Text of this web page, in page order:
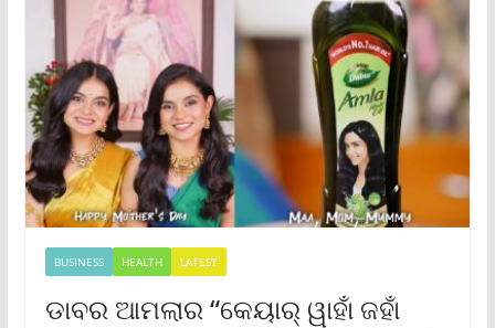
BUSINESS HEALTH LATEST
ଡାବର ଆମଲାର “କେୟାର୍ ୱାହାଁ ଜହାଁ